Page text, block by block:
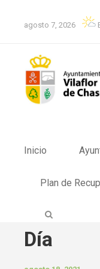
agosto 7, 2026
Inicio
Plan de
Día